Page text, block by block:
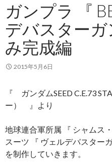
ガンプラ 『
デバスターガ
み完成編
2015年5月6日
『 ガンダムSEED C.E.73
ー） 』より
地球連合軍所属 『 シャム
スーツ 『 ヴェルデバスター
を制作していきます。